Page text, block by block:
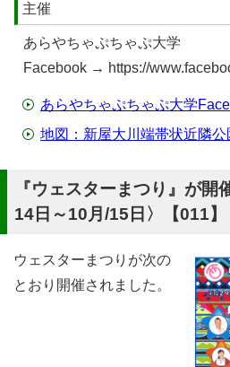
主催
あらやちゃぷちゃぷ大学
Facebook → https://
あらやちゃぷちゃぷ大学
地図：新屋大川端帯状近隣公
『ウェスターまつり』が開
14日～10月/15日〉【011】
ウェスターまつりが次の
とおり開催されました。